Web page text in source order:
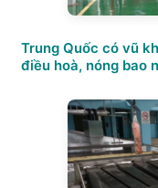
Trung Quốc có vũ
điều hoà, nóng bao